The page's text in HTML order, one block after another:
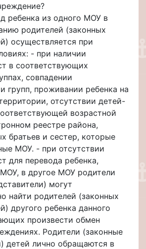
ребенка из одного МОУ в
родителей (законных
осуществляется при
- при наличии
в соответствующих
совпадении
групп, проживании ребенка на
отсутствии детей-
возрастной
реестре района,
братьев и сестер, которые
МОУ. - при отсутствии
для перевода ребенка,
в другое МОУ родители
могут
найти родителей (законных
другого ребенка данного
произвести обмен
Родители (законные
детей лично обращаются в